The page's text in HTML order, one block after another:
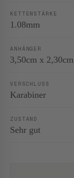
KETTENSTÄRKE
1.08mm
ANHÄNGER
3,50cm x 2,30cm
VERSCHLUSS
Karabiner
ZUSTAND
Sehr gut